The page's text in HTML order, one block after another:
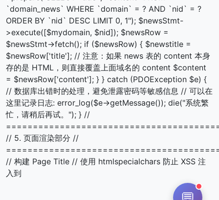
`domain_news` WHERE `domain` = ? AND `nid` = ?
ORDER BY `nid` DESC LIMIT 0, 1"); $newsStmt-
>execute([$mydomain, $nid]); $newsRow =
$newsStmt->fetch(); if ($newsRow) { $newstitle =
$newsRow['title']; // 注意：如果 news 表的 content 本身
存的是 HTML，则直接覆盖上面域名的 content $content
= $newsRow['content']; } } catch (PDOException $e) {
// 数据库出错时的处理，避免泄露密码等敏感信息 // 可以在
这里记录日志: error_log($e->getMessage()); die("系统繁
忙，请稍后再试。"); } //
// 5. 页面渲染部分 //
// 构建 Page Title // 使用 htmlspecialchars 防止 XSS 注
入到